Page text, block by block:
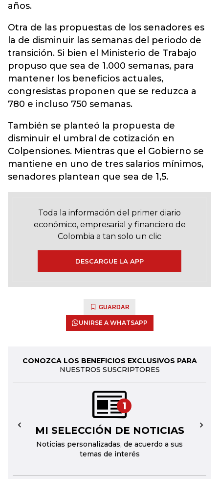
años.
Otra de las propuestas de los senadores es
la de disminuir las semanas del periodo de
transición. Si bien el Ministerio de Trabajo
propuso que sea de 1.000 semanas, para
mantener los beneficios actuales,
congresistas proponen que se reduzca a
780 e incluso 750 semanas.
También se planteó la propuesta de
disminuir el umbral de cotización en
Colpensiones. Mientras que el Gobierno se
mantiene en uno de tres salarios mínimos,
senadores plantean que sea de 1,5.
Toda la información del primer diario
económico, empresarial y financiero de
Colombia a tan solo un clic
DESCARGUE LA APP
GUARDAR
UNIRSE A WHATSAPP
CONOZCA LOS BENEFICIOS EXCLUSIVOS PARA
NUESTROS SUSCRIPTORES
1
MI SELECCIÓN DE NOTICIAS
Noticias personalizadas, de acuerdo a sus
temas de interés
← →